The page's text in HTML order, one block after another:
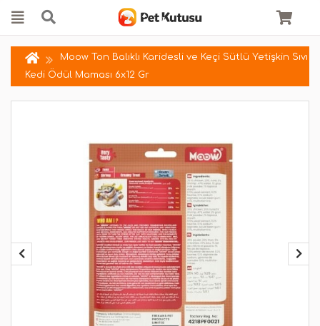
Moow Ton Balıklı Karidesli ve Keçi Sütlü Yetişkin Sıvı
Kedi Ödül Maması 6x12 Gr